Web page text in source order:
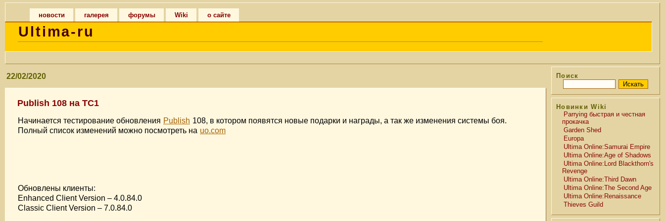
новости галерея форумы Wiki о сайте
Ultima-ru
Поиск
Новинки Wiki
Parrying быстрая и честная
прокачка
Garden Shed
Europa
Ultima Online:Samurai Empire
Ultima Online:Age of Shadows
Ultima Online:Lord Blackthorn's
Revenge
Ultima Online:Third Dawn
Ultima Online:The Second Age
Ultima Online:Renaissance
Thieves Guild
22/02/2020
Publish 108 на TC1
Начинается тестирование обновления Publish 108, в котором появятся новые подарки и награды, а так же изменения системы боя.
Полный список изменений можно посмотреть на uo.com
Обновлены клиенты:
Enhanced Client Version – 4.0.84.0
Classic Client Version – 7.0.84.0